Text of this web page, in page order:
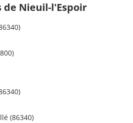
de Nieuil-l'Espoir
(86340)